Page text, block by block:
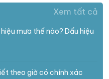
Xem tất cả
mưa thế nào? Dấu hiệu
theo giờ có chính xác